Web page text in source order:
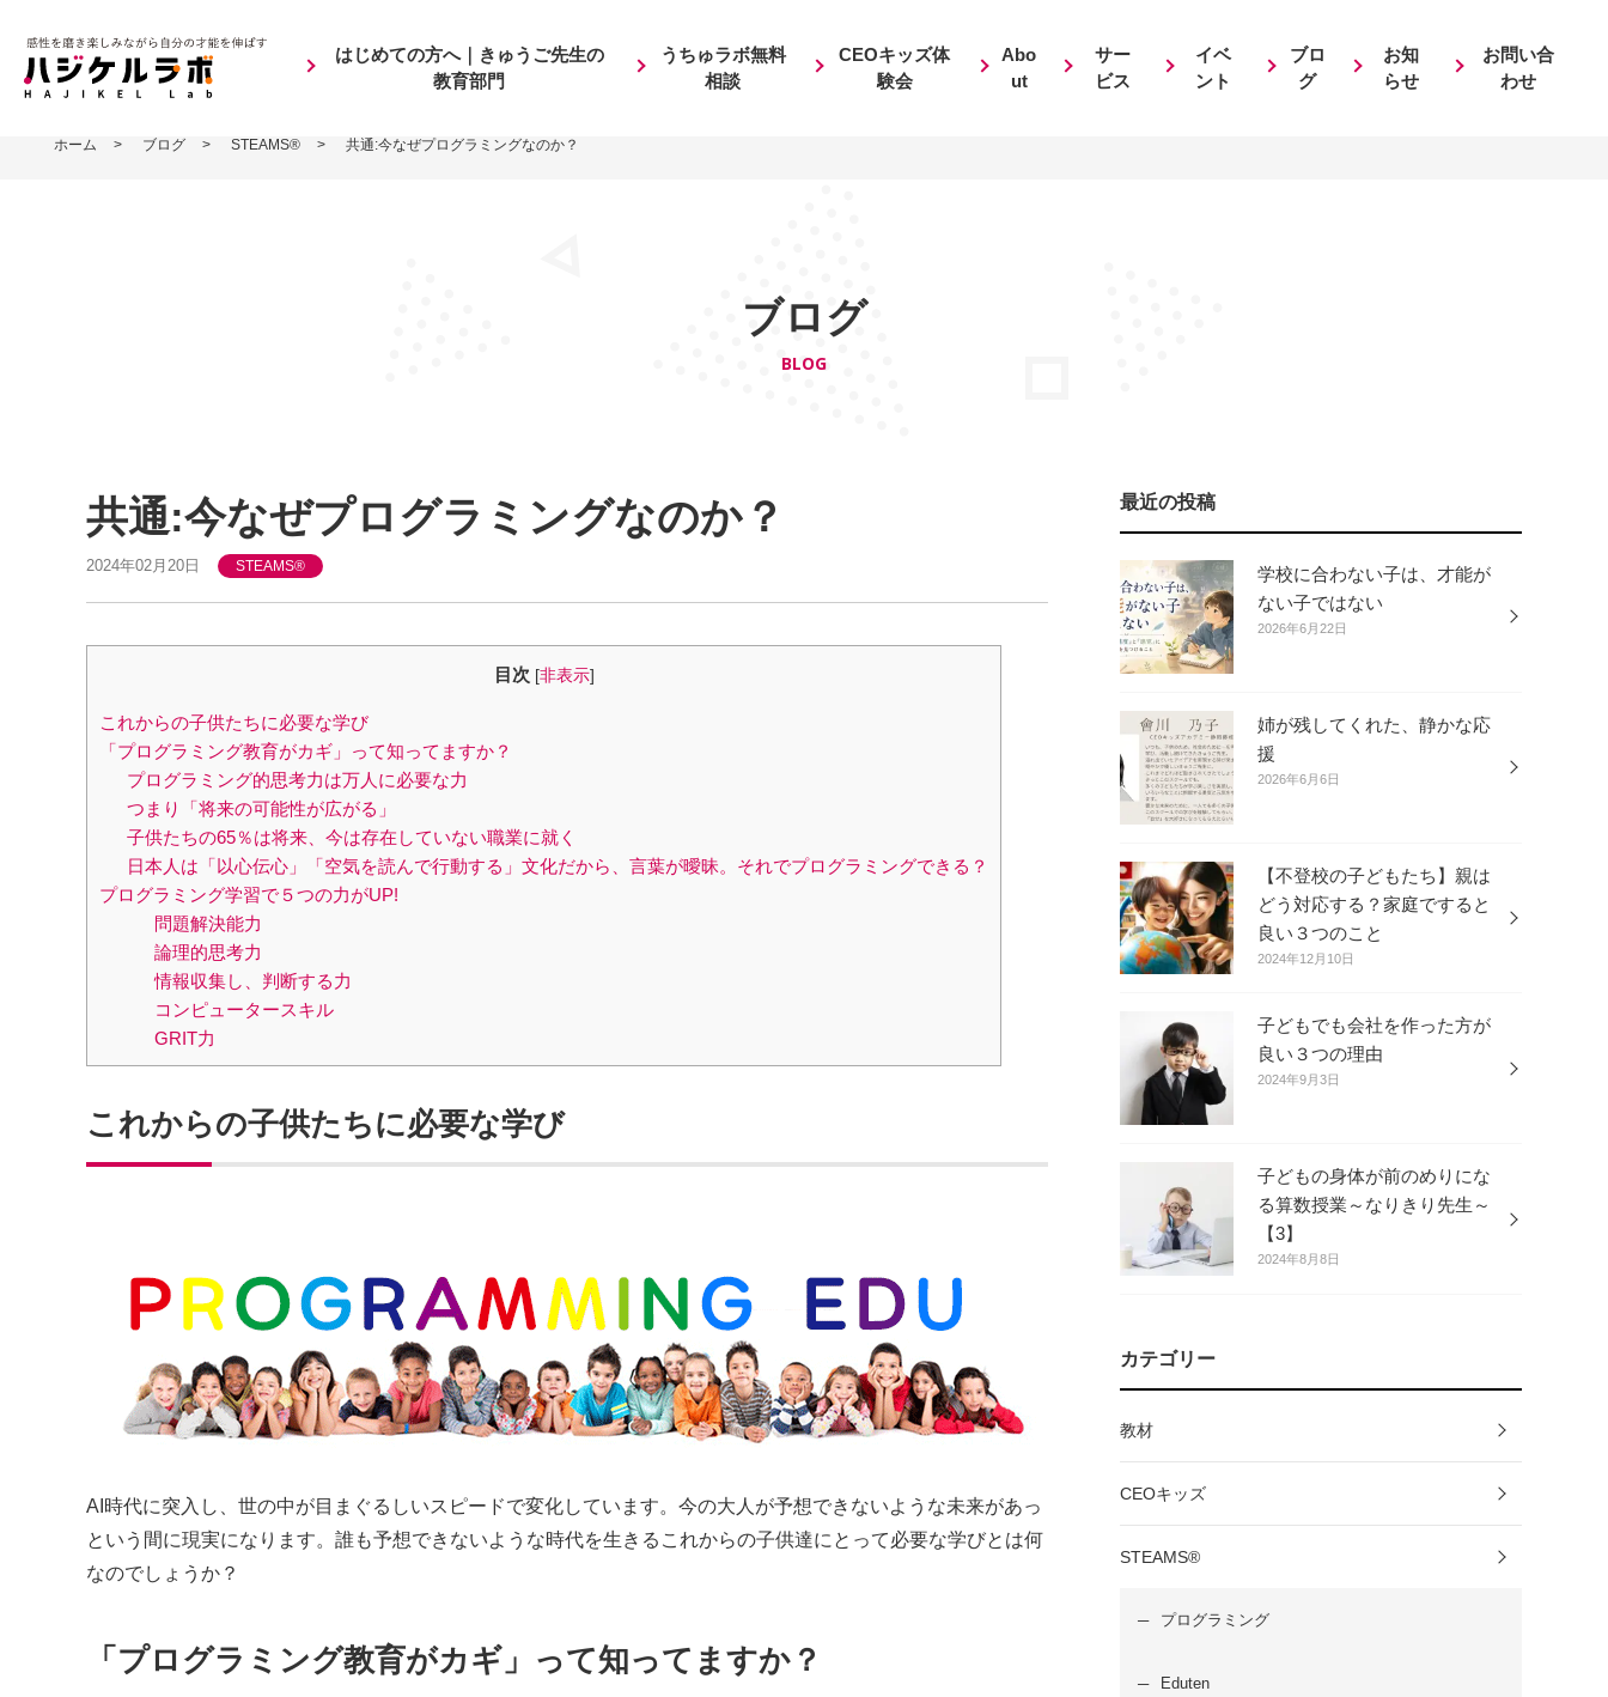
はじめての方へ｜きゅうご先生の
教育部門
うちゅラボ無料
相談
CEOキッズ体
験会
Abo
ut
サー
ビス
イベ
ント
ブロ
グ
お知
らせ
お問い合
わせ
ホーム > ブログ > STEAMS® > 共通:今なぜプログラミングなのか？
ブログ
BLOG
共通:今なぜプログラミングなのか？
2024年02月20日 STEAMS®
目次 [非表示]
これからの子供たちに必要な学び
「プログラミング教育がカギ」って知ってますか？
プログラミング的思考力は万人に必要な力
つまり「将来の可能性が広がる」​
子供たちの65％は将来、今は存在していない職業に就く
日本人は「以心伝心」「空気を読んで行動する」文化だから、言葉が曖昧。それでプログラミングできる？
プログラミング学習で５つの力がUP!
問題解決能力
論理的思考力
情報収集し、判断する力​
コンピュータースキル
GRIT力
これからの子供たちに必要な学び
AI時代に突入し、世の中が目まぐるしいスピードで変化しています。今の大人が予想できないような未来があっ
という間に現実になります。誰も予想できないような時代を生きるこれからの子供達にとって必要な学びとは何
なのでしょうか？
「プログラミング教育がカギ」って知ってますか？
最近の投稿
学校に合わない子は、才能が
ない子ではない
2026年6月22日
姉が残してくれた、静かな応
援
2026年6月6日
【不登校の子どもたち】親は
どう対応する？家庭ですると
良い３つのこと
2024年12月10日
子どもでも会社を作った方が
良い３つの理由
2024年9月3日
子どもの身体が前のめりにな
る算数授業～なりきり先生～
【3】
2024年8月8日
カテゴリー
教材
CEOキッズ
STEAMS®
プログラミング
Eduten